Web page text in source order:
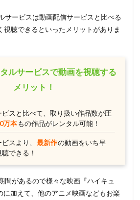
実
術有限会社
北原文枝
北岡龍貴
和夫 北村弘一
北林谷栄
松幸子 千本木彩花
千田光男
千葉一伸
千葉千恵巳
イズ
検索
サービスは動画配信サービスと比べる
視聴できるといったメリットがありま
ルサービスで動画を視聴する
メリット！
スと比べて、取り扱い作品数が圧
万本もの作品がレンタル可能！
スより、 最新作の動画をいち早
できる！
間があるので様々な映画『ハイキュ
に加えて、他のアニメ映画などもお楽